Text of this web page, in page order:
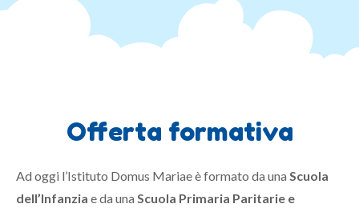
Offerta formativa
Ad oggi l’Istituto Domus Mariae è formato da una Scuola
dell’Infanzia e da una Scuola Primaria Paritarie e